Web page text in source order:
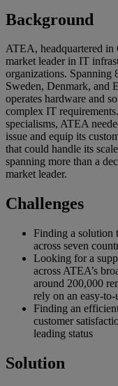
Background
ATEA, headquartered in
market leader in IT
organizations. Spanning
Sweden, Denmark, and
operates hardware and
complex IT
specialisms, ATEA
issue and equip its
that could handle its
spanning more than a
market leader.
Challenges
Finding a solution
across seven
Looking for a
across ATEA’s
around 200,000
rely on an easy-to-
Finding an
customer
leading status
Solution